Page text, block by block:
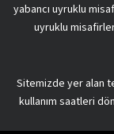
yabancı uyruklu
uyruklu
Sitemizde yer alan
kullanım saatleri